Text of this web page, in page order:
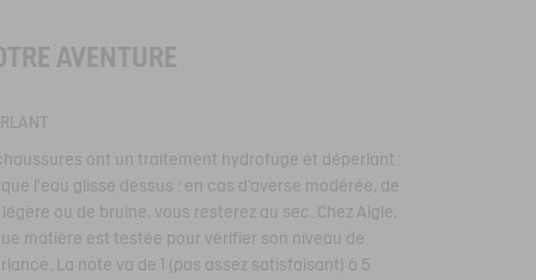
AVENTURE
ont un traitement hydrofuge et déperlant
l'eau glisse dessus : en cas d'averse modérée, de
ou de bruine, vous resterez au sec. Chez Aigle,
matière est testée pour vérifier son niveau de
La note va de 1 (pas assez satisfaisant) à 5